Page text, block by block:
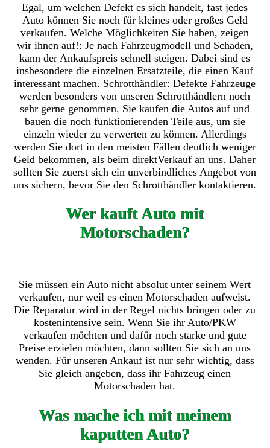
Egal, um welchen Defekt es sich handelt, fast jedes
Auto können Sie noch für kleines oder großes Geld
verkaufen. Welche Möglichkeiten Sie haben, zeigen
wir ihnen auf!: Je nach Fahrzeugmodell und Schaden,
kann der Ankaufspreis schnell steigen. Dabei sind es
insbesondere die einzelnen Ersatzteile, die einen Kauf
interessant machen. Schrotthändler: Defekte Fahrzeuge
werden besonders von unseren Schrotthändlern noch
sehr gerne genommen. Sie kaufen die Autos auf und
bauen die noch funktionierenden Teile aus, um sie
einzeln wieder zu verwerten zu können. Allerdings
werden Sie dort in den meisten Fällen deutlich weniger
Geld bekommen, als beim direktVerkauf an uns. Daher
sollten Sie zuerst sich ein unverbindliches Angebot von
uns sichern, bevor Sie den Schrotthändler kontaktieren.
Wer kauft Auto mit
Motorschaden?
Sie müssen ein Auto nicht absolut unter seinem Wert
verkaufen, nur weil es einen Motorschaden aufweist.
Die Reparatur wird in der Regel nichts bringen oder zu
kostenintensive sein. Wenn Sie ihr Auto/PKW
verkaufen möchten und dafür noch starke und gute
Preise erzielen möchten, dann sollten Sie sich an uns
wenden. Für unseren Ankauf ist nur sehr wichtig, dass
Sie gleich angeben, dass ihr Fahrzeug einen
Motorschaden hat.
Was mache ich mit meinem
kaputten Auto?